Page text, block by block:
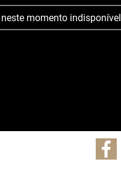
momento indisponível